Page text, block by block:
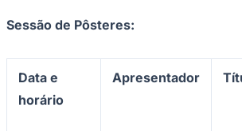
Sessão de Pôsteres:
Data e
horário
Apresentador